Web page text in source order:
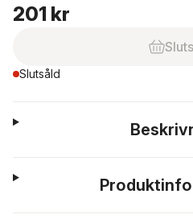
201 kr
Slutsåld